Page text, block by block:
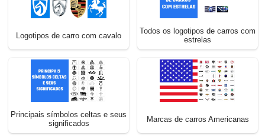
Logotipos de carro com cavalo
Todos os logotipos de carros com
estrelas
Principais símbolos celtas e seus
significados
Marcas de carros Americanas